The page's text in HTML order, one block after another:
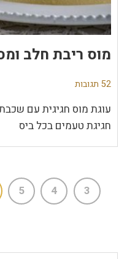
מוס ריבת חלב
52 תגובות
עוגת מוס חגיגית עם
חגיגת טעמים בכל ביס
3
4
5